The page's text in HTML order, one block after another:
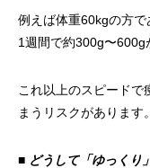
例えば体重60kgの方で
1週間で約300g〜600g
これ以上のスピードで
まうリスクがあります。
■ どうして「ゆっくり